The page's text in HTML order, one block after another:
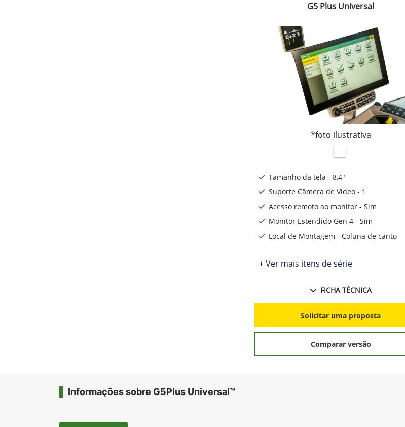
G5 Plus Universal
*foto ilustrativa
Tamanho da tela - 8,4"
Suporte Câmera de Vídeo - 1
Acesso remoto ao monitor - Sim
Monitor Estendido Gen 4 - Sim
Local de Montagem - Coluna de canto
+ Ver mais itens de série
FICHA TÉCNICA
Solicitar uma proposta
Comparar versão
Informações sobre G5Plus Universal™